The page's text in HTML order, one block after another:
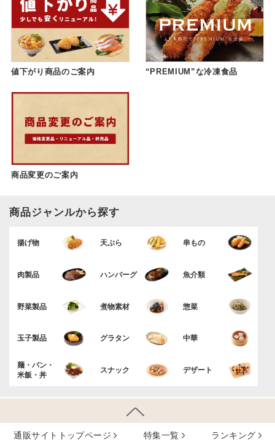
値下がり商品のご案内 “PREMIUM”な冷凍食品
商品変更のご案内
商品ジャンルから探す
揚げ物 天ぷら 串もの
肉製品 ハンバーグ 魚介類
野菜製品 煮物素材 惣菜
玉子製品 グラタン 中華
麺・パン・
米飯・丼
スナック デザート
通販サイトトップページ 特集⼀覧 ランキング